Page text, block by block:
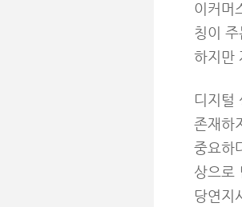
이커머
칭이
하지만
디지털
존재하
중요하
상으로
당연지